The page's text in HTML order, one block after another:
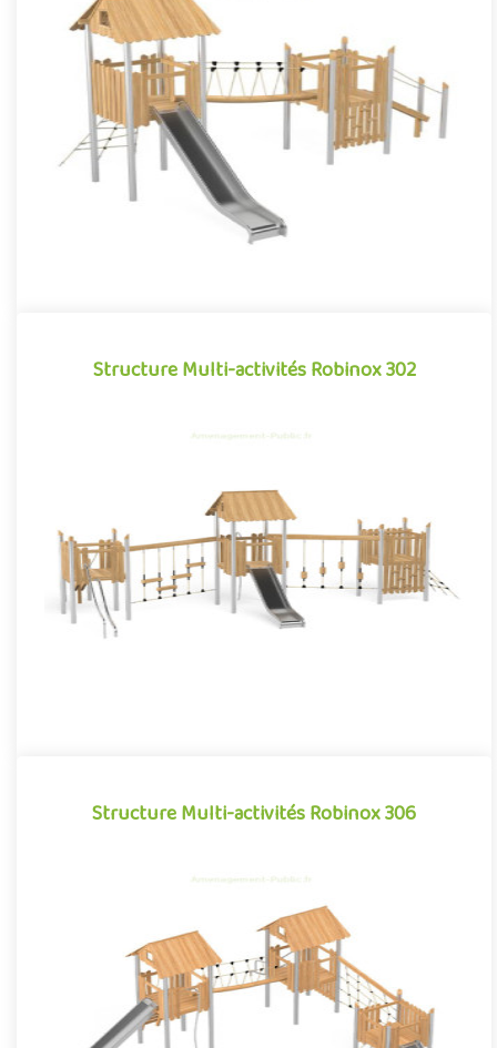
Structure de jeu Robinox 204
La combinaison 2 tours Robinox 204 est une structure multi-
activités pour aire de jeux extérieur de la gamme Robinox.
Associa..
Offre partenaire
Structure Multi-activités Robinox 302
La combinaison 3 tours Robinox 302 est une structure multi-
activités pour aire de jeux extérieur de la gamme Robinox.
Associa..
Offre partenaire
Structure Multi-activités Robinox 306
Structure Multi-activités Robinox 306
La combinaison 3 tours Robinox 306 est une structure multi-
activités pour aire de jeux extérieur de la gamme Robinox.
Associa..
Offre partenaire